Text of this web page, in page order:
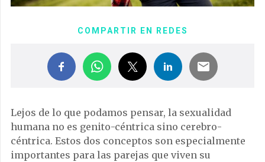
COMPARTIR EN REDES
Lejos de lo que podamos pensar, la sexualidad
humana no es genito-céntrica sino cerebro-
céntrica. Estos dos conceptos son especialmente
importantes para las parejas que viven su